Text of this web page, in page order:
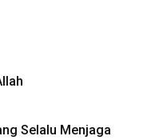
Selalu Menjaga